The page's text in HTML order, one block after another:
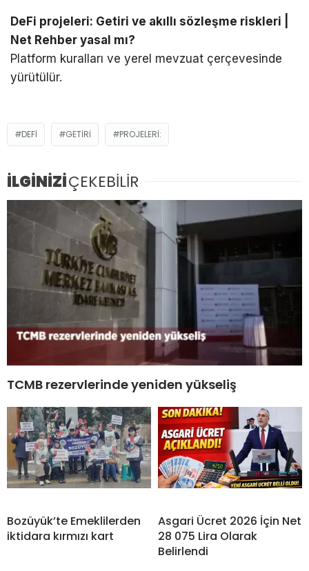
DeFi projeleri: Getiri ve akıllı sözleşme riskleri |
Net Rehber yasal mı?
Platform kuralları ve yerel mevzuat çerçevesinde
yürütülür.
DEFI GETIRI PROJELERI:
İLGİNİZİÇEKEBİLİR
TCMB rezervlerinde yeniden yükseliş
Bozüyük’te Emeklilerden
iktidara kırmızı kart
Asgari Ücret 2026 İçin Net
28 075 Lira Olarak
Belirlendi